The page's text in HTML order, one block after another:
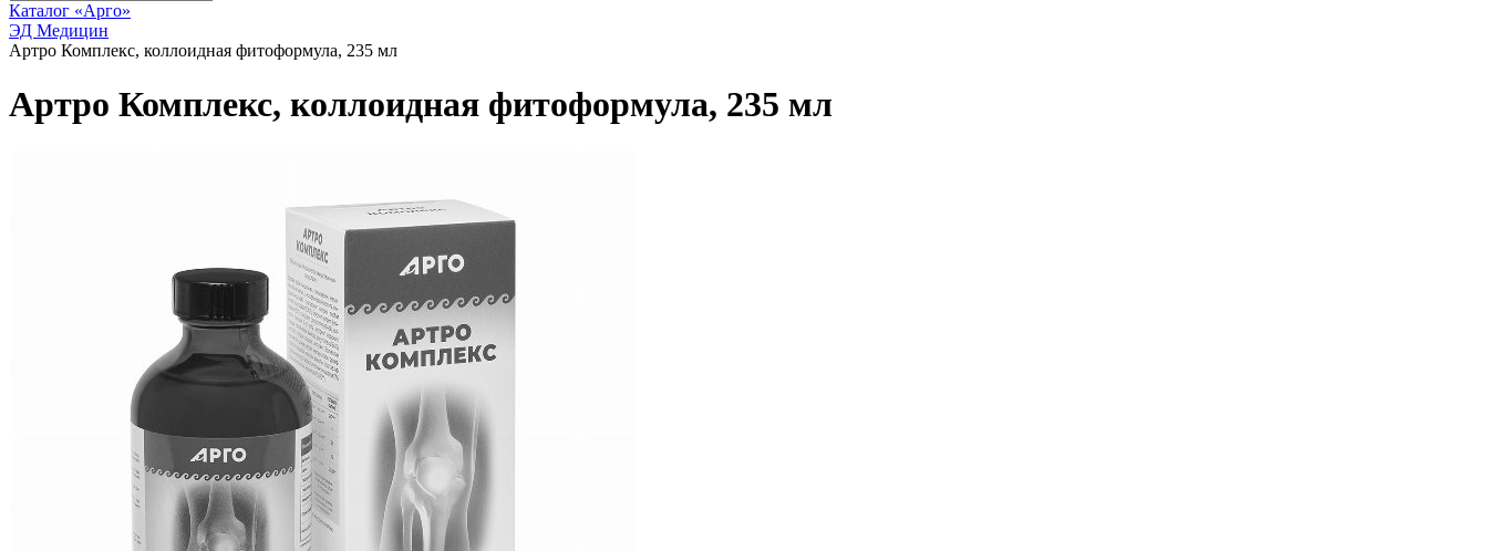
Каталог «Арго»
ЭД Медицин
Артро Комплекс, коллоидная фитоформула, 235 мл
Артро Комплекс, коллоидная фитоформула, 235 мл